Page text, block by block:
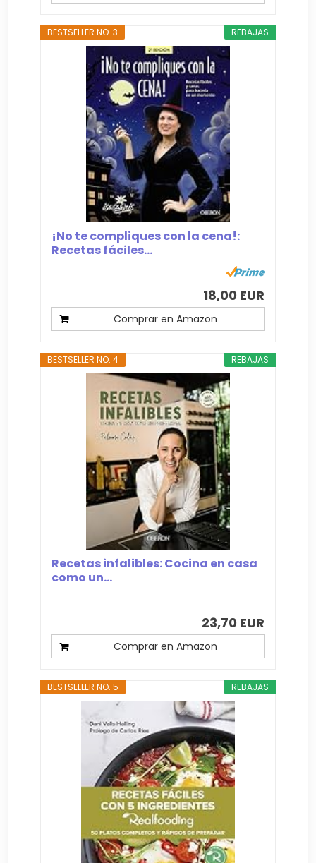
REBAJAS
BESTSELLER NO. 3
¡No te compliques con la cena!:
Recetas fáciles...
18,00 EUR
Comprar en Amazon
REBAJAS
BESTSELLER NO. 4
Recetas infalibles: Cocina en casa
como un...
23,70 EUR
Comprar en Amazon
REBAJAS
BESTSELLER NO. 5